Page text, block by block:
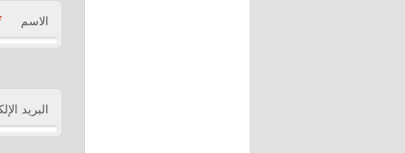
الاسم
البريد